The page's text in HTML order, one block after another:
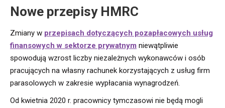
Nowe przepisy HMRC
Zmiany w przepisach dotyczących pozapłacowych usług
finansowych w sektorze prywatnym niewątpliwie
spowodują wzrost liczby niezależnych wykonawców i osób
pracujących na własny rachunek korzystających z usług firm
parasolowych w zakresie wypłacania wynagrodzeń.
Od kwietnia 2020 r. pracownicy tymczasowi nie będą mogli